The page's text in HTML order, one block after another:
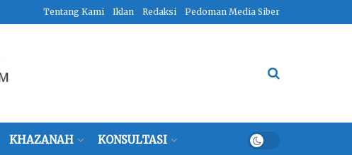
Tentang Kami Iklan Redaksi Pedoman Media Siber
KHAZANAH KONSULTASI